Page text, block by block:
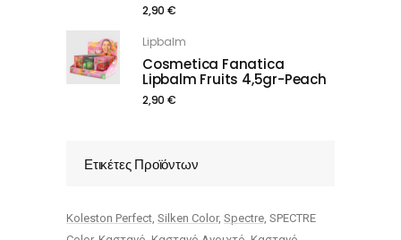
2,90 €
Lipbalm
Cosmetica Fanatica
Lipbalm Fruits 4,5gr-Peach
2,90 €
Ετικέτες Προϊόντων
Koleston Perfect Silken Color Spectre SPECTRE